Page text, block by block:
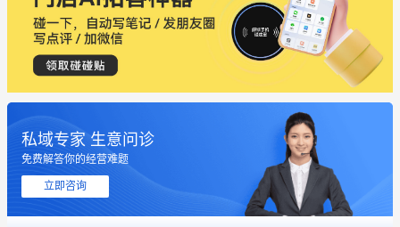
私域专家 生意问诊
免费解答你的经营难题
立即咨询
这个营销策划案例推荐大家看一下